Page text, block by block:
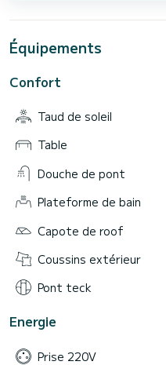
Équipements
Confort
Taud de soleil
Table
Douche de pont
Plateforme de bain
Capote de roof
Coussins extérieur
Pont teck
Energie
Prise 220V